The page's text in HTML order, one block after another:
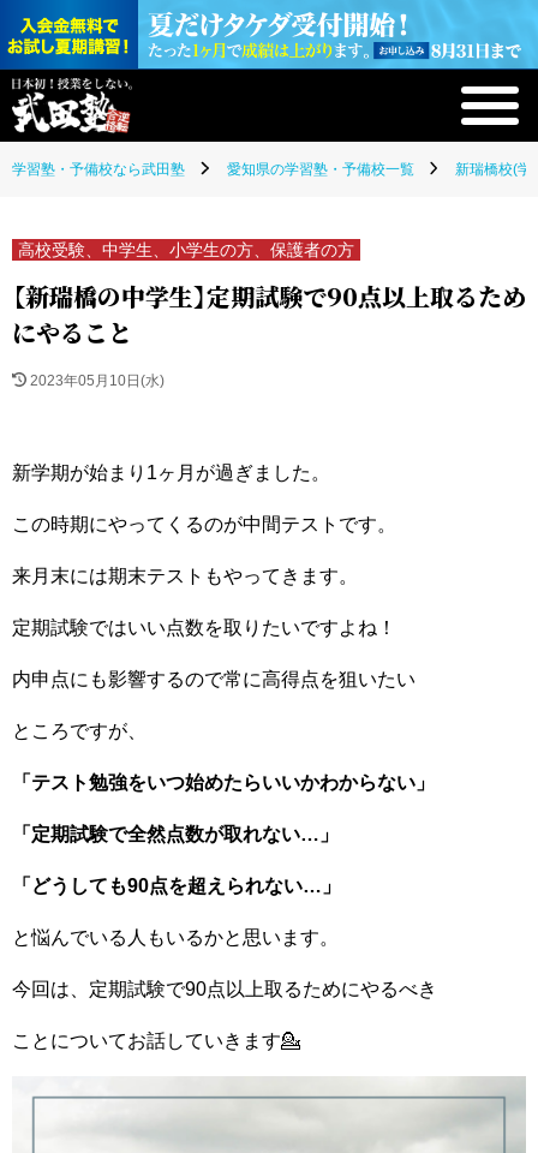
学習塾・予備校なら武田塾 愛知県の学習塾・予備校一覧 新瑞橋校(学
高校受験、中学生、小学生の方、保護者の方
【新瑞橋の中学生】定期試験で90点以上取るため
にやること
2023年05月10日(水)
新学期が始まり1ヶ月が過ぎました。
この時期にやってくるのが中間テストです。
来月末には期末テストもやってきます。
定期試験ではいい点数を取りたいですよね！
内申点にも影響するので常に高得点を狙いたい
ところですが、
「テスト勉強をいつ始めたらいいかわからない」
「定期試験で全然点数が取れない…」
「どうしても90点を超えられない…」
と悩んでいる人もいるかと思います。
今回は、定期試験で90点以上取るためにやるべき
ことについてお話していきます💁